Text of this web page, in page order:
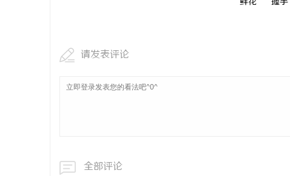
鲜花 握手
请发表评论
全部评论